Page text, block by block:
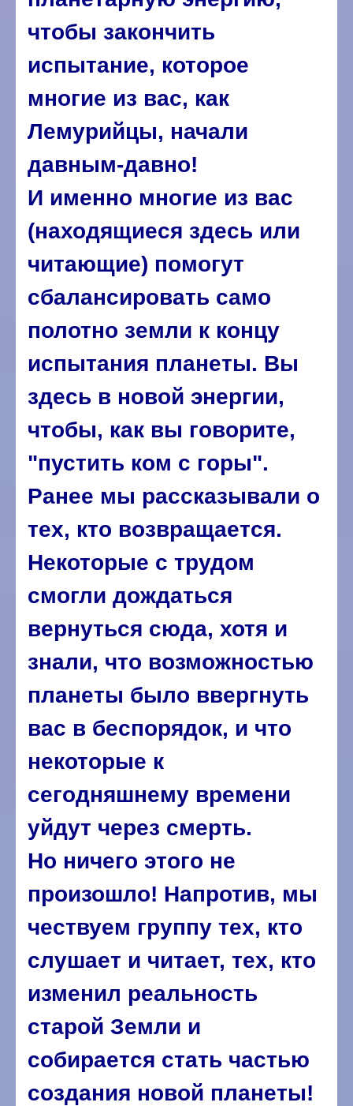
чтобы закончить
испытание, которое
многие из вас, как
Лемурийцы, начали
давным-давно!
И именно многие из вас
(находящиеся здесь или
читающие) помогут
сбалансировать само
полотно земли к концу
испытания планеты. Вы
здесь в новой энергии,
чтобы, как вы говорите,
"пустить ком с горы".
Ранее мы рассказывали о
тех, кто возвращается.
Некоторые с трудом
смогли дождаться
вернуться сюда, хотя и
знали, что возможностью
планеты было ввергнуть
вас в беспорядок, и что
некоторые к
сегодняшнему времени
уйдут через смерть.
Но ничего этого не
произошло! Напротив, мы
чествуем группу тех, кто
слушает и читает, тех, кто
изменил реальность
старой Земли и
собирается стать частью
создания новой планеты!